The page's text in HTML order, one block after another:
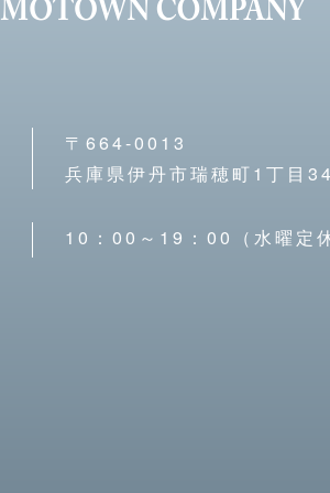
〒664-0013
兵庫県伊丹市瑞穂町1丁目
10：00～19：00（水曜定休